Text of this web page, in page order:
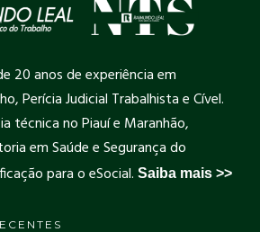
20 anos de experiência em
Perícia Judicial Trabalhista e Cível.
técnica no Piauí e Maranhão,
em Saúde e Segurança do
para o eSocial. Saiba mais >>